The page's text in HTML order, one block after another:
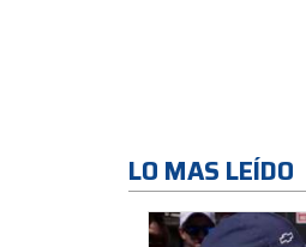
LO MAS LEÍDO